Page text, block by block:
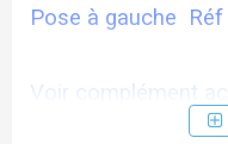
Pose à gauche Réf
Voir complément
Cylindres SYMO et